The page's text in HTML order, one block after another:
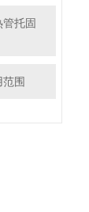
托固
围